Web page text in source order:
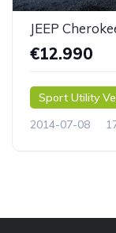
JEEP
€12.990
Sport Utility
2014-07-08